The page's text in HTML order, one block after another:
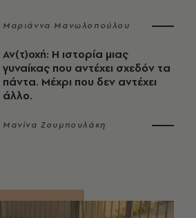
Μαριάννα Μανωλοπούλου
Αν(τ)οχή: Η ιστορία μιας
γυναίκας που αντέχει σχεδόν τα
πάντα. Μέχρι που δεν αντέχει
άλλο.
Μανίνα Ζουμπουλάκη